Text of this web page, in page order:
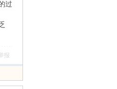
过
报